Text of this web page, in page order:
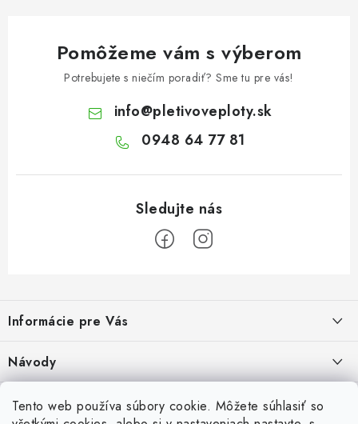
Tento web používa súbory cookie. Môžete súhlasiť so
Pomôžeme vám s výberom
Potrebujete s niečím poradiť? Sme tu pre vás!
info@pletivoveploty.sk
0948 64 77 81
p
ä
t
Informácie pre Vás
Návody
10.9.2024
Overené zákazníkmi